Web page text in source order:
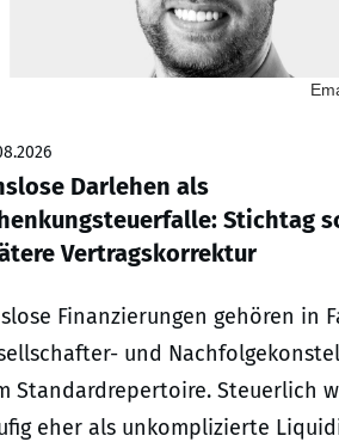
Darlehen als
Stichtag
Vertragskorrektur
Finanzierungen gehören in
und
Standardrepertoire. Steuerlich
eher als unkomplizierte